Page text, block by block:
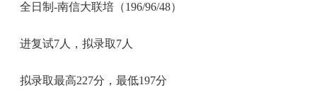
全日制-南信大联培（196/96/48）
进复试7人，拟录取7人
拟录取最高227分，最低197分